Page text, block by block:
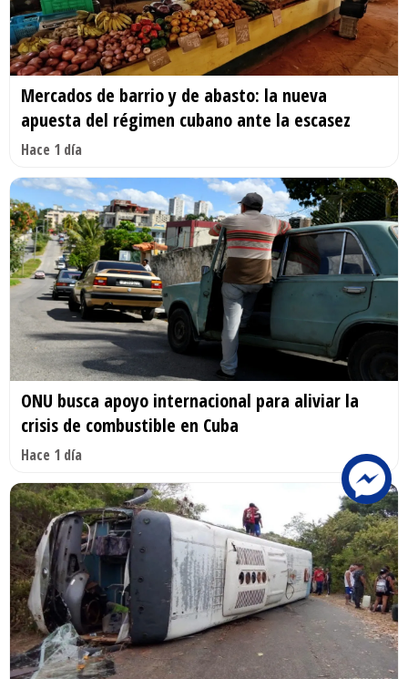
Mercados de barrio y de abasto: la nueva
apuesta del régimen cubano ante la escasez
Hace 1 día
ONU busca apoyo internacional para aliviar la
crisis de combustible en Cuba
Hace 1 día